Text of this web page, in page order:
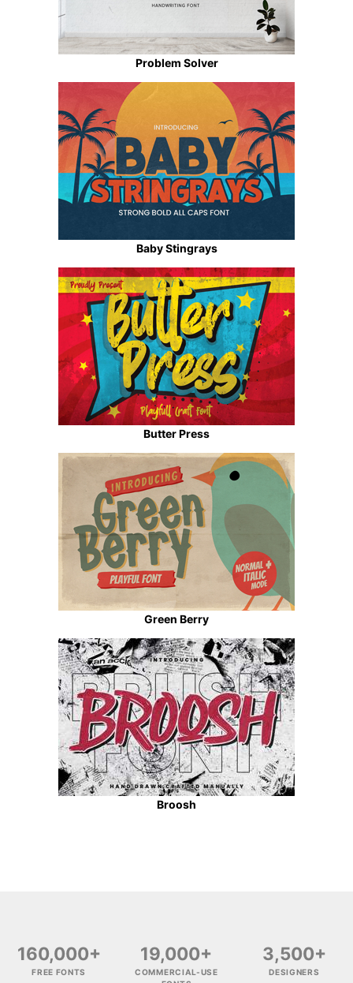
Problem Solver
Baby Stingrays
Butter Press
Green Berry
Broosh
160,000+
FREE FONTS
19,000+
COMMERCIAL-USE
3,500+
DESIGNERS